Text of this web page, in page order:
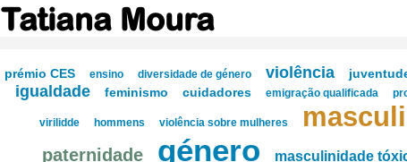
Tatiana Moura
prémio CES ensino diversidade de género violência
igualdade feminismo cuidadores emigração qualificada
virilidde hommens violência sobre mulheres
paternidade género masculinidade